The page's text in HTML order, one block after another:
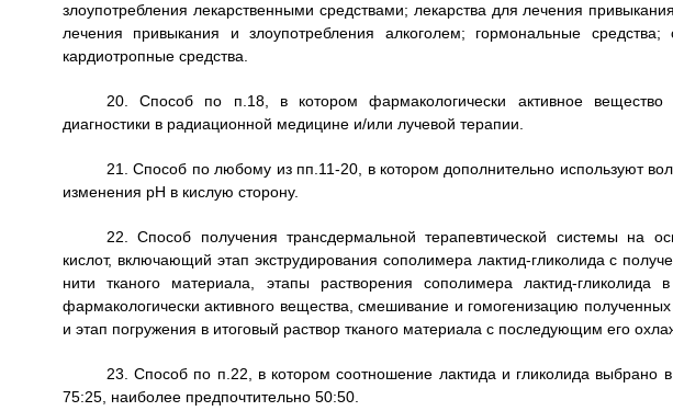
злоупотребления лекарственными средствами; лекарства для лечения
лечения привыкания и злоупотребления алкоголем; гормональные
кардиотропные средства.
20. Способ по п.18, в котором фармакологически активное вещество
диагностики в радиационной медицине и/или лучевой терапии.
21. Способ по любому из пп.11-20, в котором дополнительно используют
изменения рН в кислую сторону.
22. Способ получения трансдермальной терапевтической системы на
кислот, включающий этап экструдирования сополимера лактид-гликолида с
нити тканого материала, этапы растворения сополимера лактид-гликолида
фармакологически активного вещества, смешивание и гомогенизацию полученных
и этап погружения в итоговый раствор тканого материала с последующим его
23. Способ по п.22, в котором соотношение лактида и гликолида выбрано
75:25, наиболее предпочтительно 50:50.